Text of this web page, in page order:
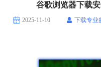
谷歌浏览器下载
2025-11-10 下载专业